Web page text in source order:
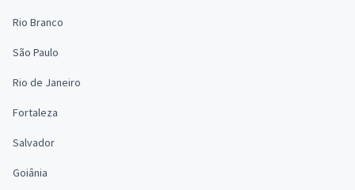
Rio Branco
São Paulo
Rio de Janeiro
Fortaleza
Salvador
Goiânia